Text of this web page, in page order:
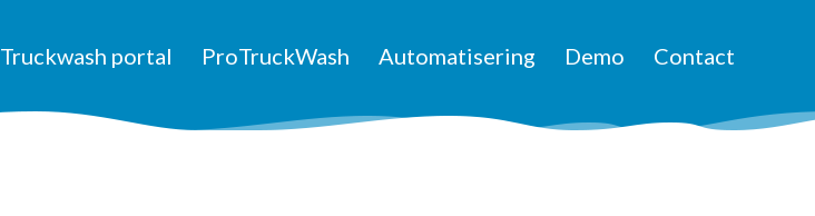
Truckwash portal ProTruckWash Automatisering Demo Contact